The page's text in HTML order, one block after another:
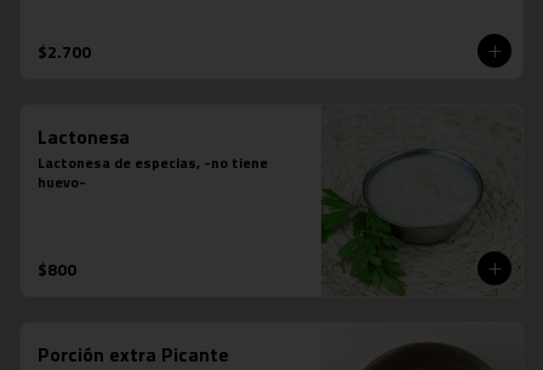
$2.700
Lactonesa
Lactonesa de especias, -no tiene
huevo-
$800
Porción extra Picante